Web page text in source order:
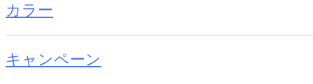
カラー
キャンペーン